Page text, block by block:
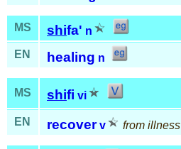
MS shifa' n
EN healing n
MS shifi vi
EN
recover v from illness